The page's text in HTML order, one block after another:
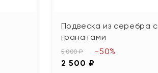
Подвеска из серебра с
гранатами
5 000 ₽
2 500 ₽
-50%